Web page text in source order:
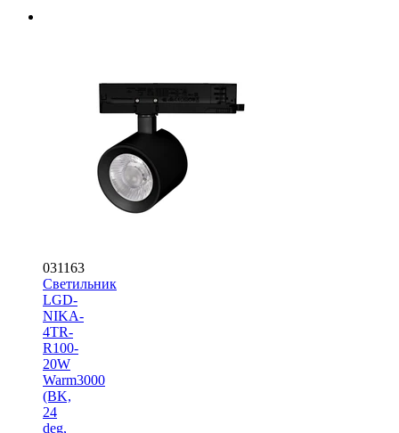
031163
Светильник
LGD-
NIKA-
4TR-
R100-
20W
Warm3000
(BK,
24
deg,